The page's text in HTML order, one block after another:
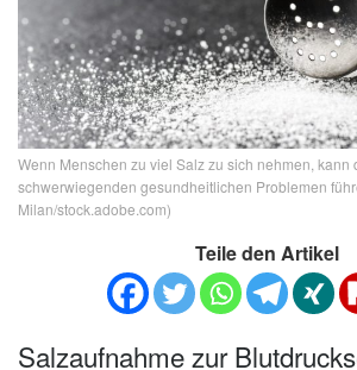
Wenn Menschen zu viel Salz zu sich nehmen, kann
schwerwiegenden gesundheitlichen Problemen
Milan/stock.adobe.com)
Teile den Artikel
Salzaufnahme zur